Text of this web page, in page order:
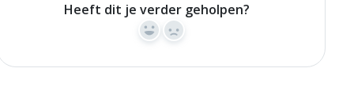
Heeft dit je verder geholpen?
Yes No